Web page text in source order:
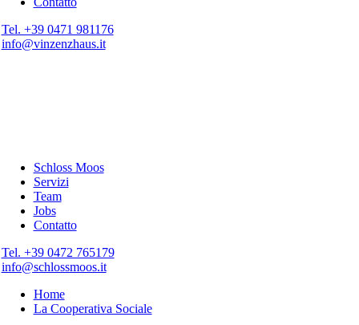
Tel. +39 0471 981176
info@vinzenzhaus.it
Schloss Moos
Servizi
Team
Jobs
Contatto
Tel. +39 0472 765179
info@schlossmoos.it
Home
La Cooperativa Sociale